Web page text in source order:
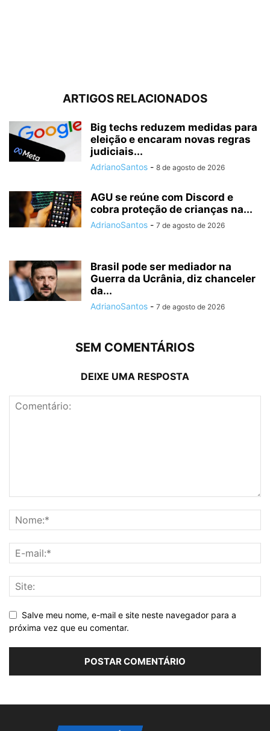
ARTIGOS RELACIONADOS
Big techs reduzem medidas para
eleição e encaram novas regras
judiciais...
AdrianoSantos - 8 de agosto de 2026
AGU se reúne com Discord e
cobra proteção de crianças na...
AdrianoSantos - 7 de agosto de 2026
Brasil pode ser mediador na
Guerra da Ucrânia, diz chanceler
da...
AdrianoSantos - 7 de agosto de 2026
SEM COMENTÁRIOS
DEIXE UMA RESPOSTA
Salve meu nome, e-mail e site neste navegador para a
próxima vez que eu comentar.